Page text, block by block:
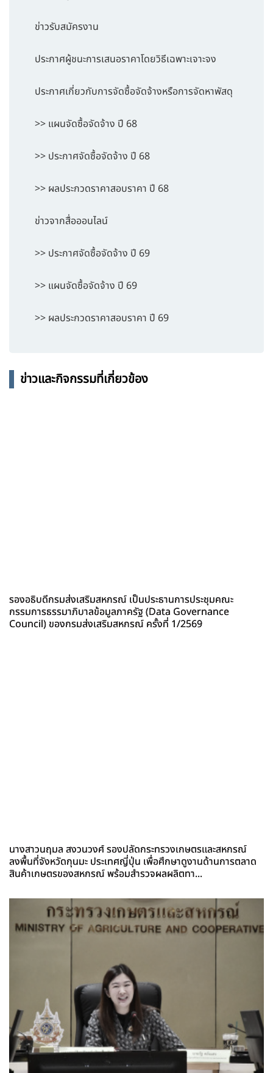
ข่าวรับสมัครงาน
ประกาศผู้ชนะการเสนอราคาโดยวิธีเฉพาะเจาะจง
ประกาศเกี่ยวกับการจัดซื้อจัดจ้างหรือการจัดหาพัสดุ
>> แผนจัดซื้อจัดจ้าง ปี 68
>> ประกาศจัดซื้อจัดจ้าง ปี 68
>> ผลประกวดราคาสอบราคา ปี 68
ข่าวจากสื่อออนไลน์
>> ประกาศจัดซื้อจัดจ้าง ปี 69
>> แผนจัดซื้อจัดจ้าง ปี 69
>> ผลประกวดราคาสอบราคา ปี 69
ข่าวและกิจกรรมที่เกี่ยวข้อง
รองอธิบดีกรมส่งเสริมสหกรณ์ เป็นประธานการประชุมคณะ
กรรมการธรรมาภิบาลข้อมูลภาครัฐ (Data Governance
Council) ของกรมส่งเสริมสหกรณ์ ครั้งที่ 1/2569
นางสาวนฤมล สงวนวงศ์ รองปลัดกระทรวงเกษตรและสหกรณ์
ลงพื้นที่จังหวัดกุนมะ ประเทศญี่ปุ่น เพื่อศึกษาดูงานด้านการตลาด
สินค้าเกษตรของสหกรณ์ พร้อมสำรวจผลผลิตทา...